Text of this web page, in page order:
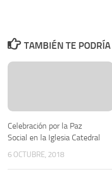
TAMBIÉN TE
Celebración por la Paz
Social en la Iglesia Catedral
6 OCTUBRE, 2018